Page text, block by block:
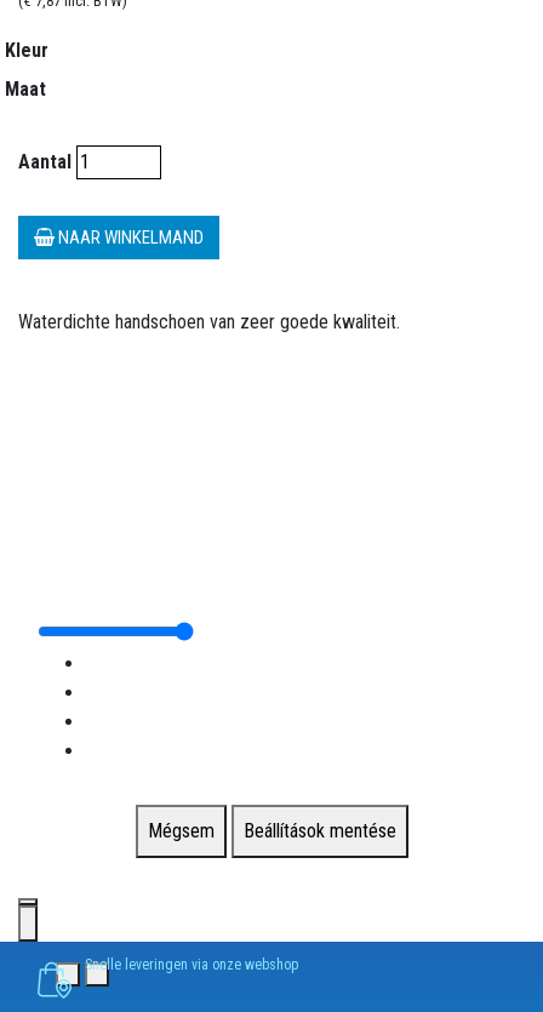
Kleur
Maat
Aantal
NAAR WINKELMAND
Waterdichte handschoen van zeer goede kwaliteit.
Mégsem Beállítások mentése
Snelle leveringen via onze webshop